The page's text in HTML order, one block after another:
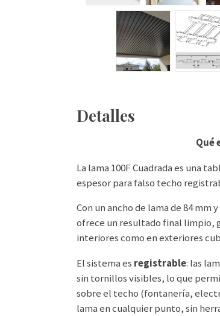
Detalles
Qué
La lama 100F Cuadrada es una
espesor para falso techo
Con un ancho de lama de 84
ofrece un resultado final limpio,
interiores como en exteriores
El sistema es registrable: las
sin tornillos visibles, lo que
sobre el techo (fontanería,
lama en cualquier punto, sin